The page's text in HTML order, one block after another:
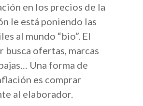
en los precios de la
le está poniendo las
al mundo “bio”. El
busca ofertas, marcas
Una forma de
es comprar
al elaborador.